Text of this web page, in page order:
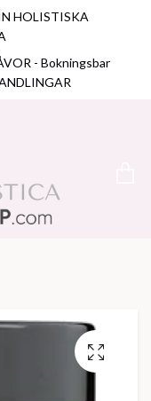
HOLISTISKA
- Bokningsbar